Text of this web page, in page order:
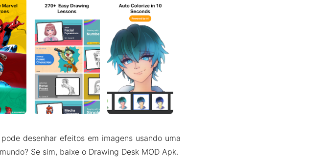
desenhar efeitos em imagens usando uma
Se sim, baixe o Drawing Desk MOD Apk.